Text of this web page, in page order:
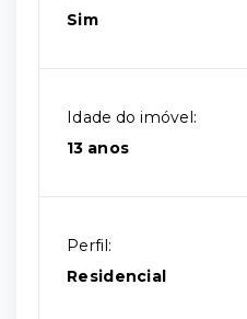
Sim
Idade do imóvel:
13 anos
Perfil:
Residencial